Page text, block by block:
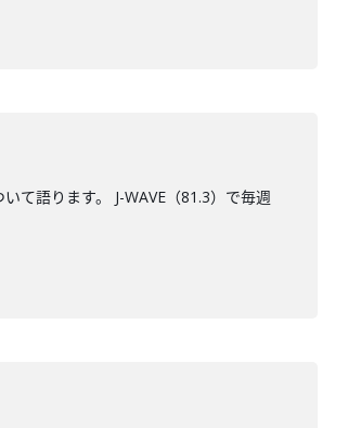
て語ります。 J-WAVE（81.3）で毎週